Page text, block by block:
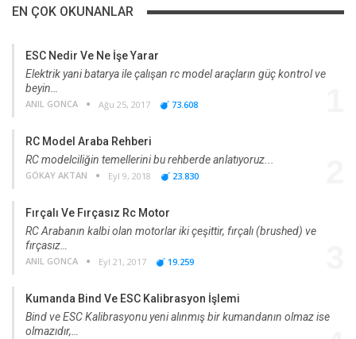
EN ÇOK OKUNANLAR
ESC Nedir Ve Ne İşe Yarar
Elektrik yani batarya ile çalışan rc model araçların güç kontrol ve
beyin…
ANIL GONCA Ağu 25, 2017 73.608
RC Model Araba Rehberi
RC modelciliğin temellerini bu rehberde anlatıyoruz...
GÖKAY AKTAN Eyl 9, 2018 23.830
Fırçalı Ve Fırçasız Rc Motor
RC Arabanın kalbi olan motorlar iki çeşittir, fırçalı (brushed) ve
fırçasız…
ANIL GONCA Eyl 21, 2017 19.259
Kumanda Bind Ve ESC Kalibrasyon İşlemi
Bind ve ESC Kalibrasyonu yeni alınmış bir kumandanın olmaz ise
olmazıdır,…